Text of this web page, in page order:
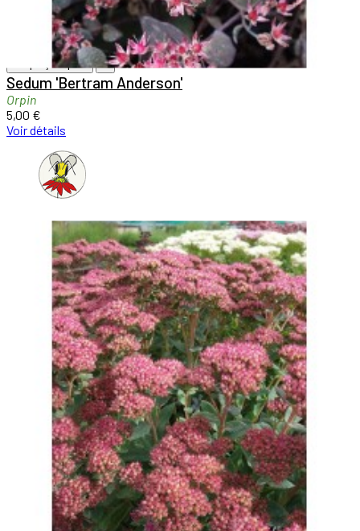
Aperçu rapide 
Sedum 'Bertram Anderson'
Orpin
5,00 €
Voir détails